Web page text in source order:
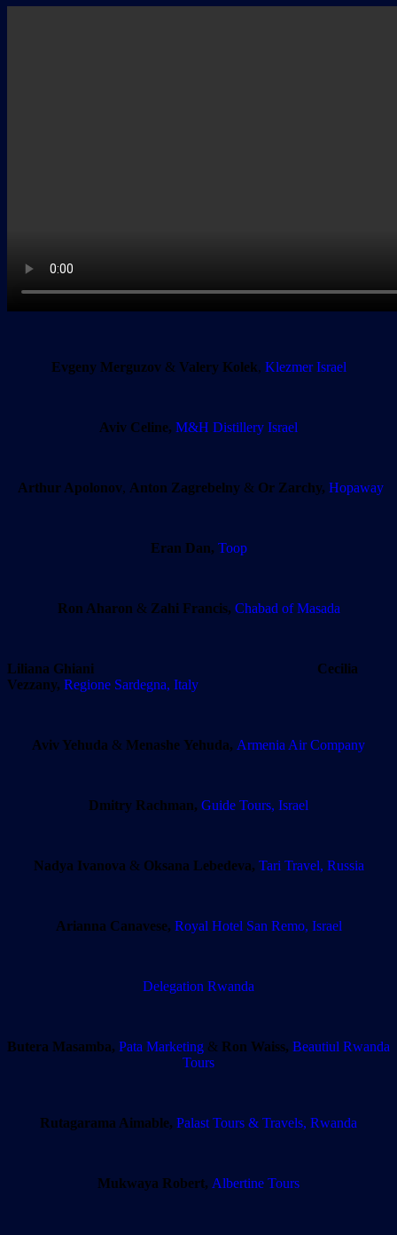
Evgeny Merguzov& Valery Kolek, Klezmer Israel
Aviv Celine, M&H Distillery Israel
Arthur Apolonov, Anton Zagrebelny& Or Zarchy, Hopaway
Eran Dan, Toop
Ron Aharon & Zahi Francis, Chabad of Masada
Liliana Ghiani
Cecilia
Vezzany, Regione Sardegna, Italy
Aviv Yehuda & Menashe Yehuda, Armenia Air Company
Dmitry Rachman, Guide Tours, Israel
Nadya Ivanova & Oksana Lebedeva, Tari Travel, Russia
Arianna Canavese, Royal Hotel San Remo, Israel
Delegation Rwanda
Butera Masamba, Pata Marketing & Ron Waiss, Beautiul Rwanda
Tours
Rutagarama Aimable, Palast Tours & Travels, Rwanda
Mukwaya Robert, Albertine Tours